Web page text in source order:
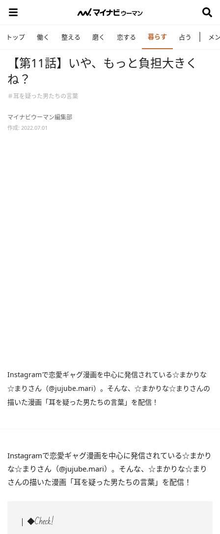
トップ 働く 整える 磨く 恋する 暮らす 占う メ
【第11話】いや、もっと負担大きく
ね？
＃耳を疑った男たちの言葉
マイナビウーマン編集部
作成: 2022.07.01
Instagramで恋愛ギャグ漫画を中心に発信されている☆まかりな
☆まりさん（@jujube.mari）。そんな、☆まかりな☆まりさんの
描いた漫画「耳を疑った男たちの言葉」を配信！
Instagramで恋愛ギャグ漫画を中心に発信されている☆まかり
な☆まりさん（@jujube.mari）。そんな、☆まかりな☆まり
さんの描いた漫画「耳を疑った男たちの言葉」を配信！
◆Check!